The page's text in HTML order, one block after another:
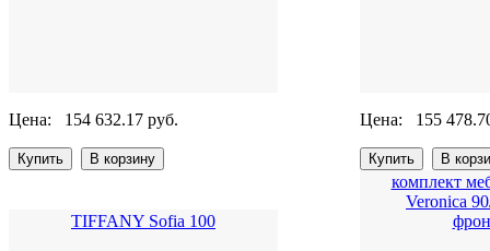
Цена: 154 632.17 руб. Цена: 155
TIFFANY Sofia 100
комплект
Veronica